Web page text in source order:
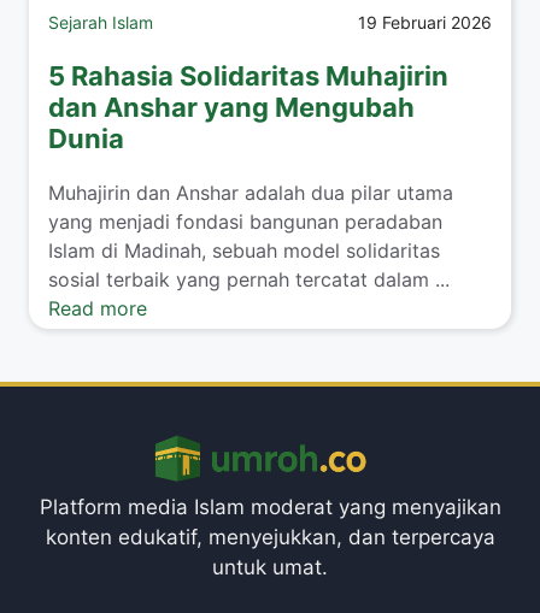
Sejarah Islam 19 Februari 2026
5 Rahasia Solidaritas Muhajirin
dan Anshar yang Mengubah
Dunia
Muhajirin dan Anshar adalah dua pilar utama
yang menjadi fondasi bangunan peradaban
Islam di Madinah, sebuah model solidaritas
sosial terbaik yang pernah tercatat dalam ...
Read more
Platform media Islam moderat yang menyajikan
konten edukatif, menyejukkan, dan terpercaya
untuk umat.